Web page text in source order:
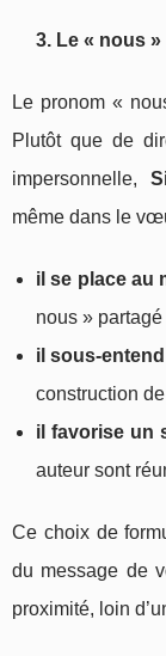
3. Le « nous
Le pronom «
Plutôt que de
impersonnelle,
même dans le
il se place au
nous » partagé
il sous-
construction
il favorise un
auteur sont
Ce choix de
du message de
proximité, loin